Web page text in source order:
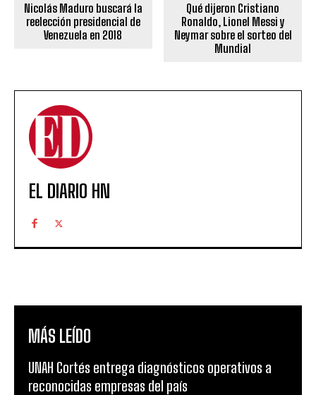
Nicolás Maduro buscará la
reelección presidencial de
Venezuela en 2018
Qué dijeron Cristiano
Ronaldo, Lionel Messi y
Neymar sobre el sorteo del
Mundial
EL DIARIO HN
MÁS LEÍDO
UNAH Cortés entrega diagnósticos operativos a
reconocidas empresas del país